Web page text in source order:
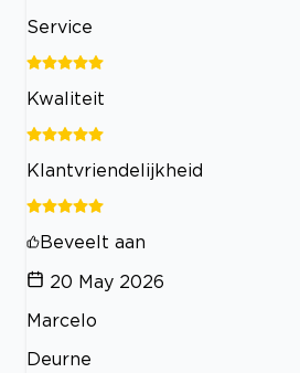
Service
Kwaliteit
Klantvriendelijkheid
Beveelt aan
20 May 2026
Marcelo
Deurne